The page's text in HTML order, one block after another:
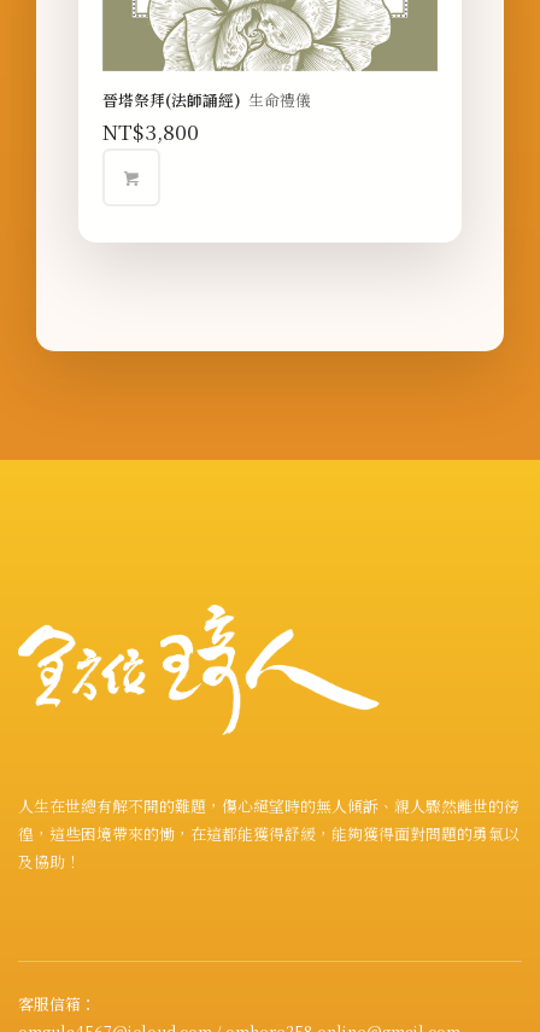
晉塔祭拜(法師誦經) 生命禮儀
NT$3,800
人生在世總有解不開的難題，傷心絕望時的無人傾訴、親人驟然離世的徬
徨，這些困境帶來的慟，在這都能獲得舒緩，能夠獲得面對問題的勇氣以
及協助！
客服信箱：